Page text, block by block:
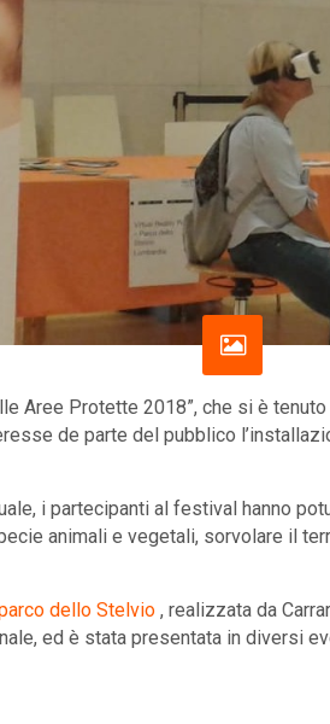
Aree Protette 2018”, che si è
de parte del pubblico
i partecipanti al festival hanno
animali e vegetali, sorvolare il
dello Stelvio , realizzata da
ed è stata presentata in diversi